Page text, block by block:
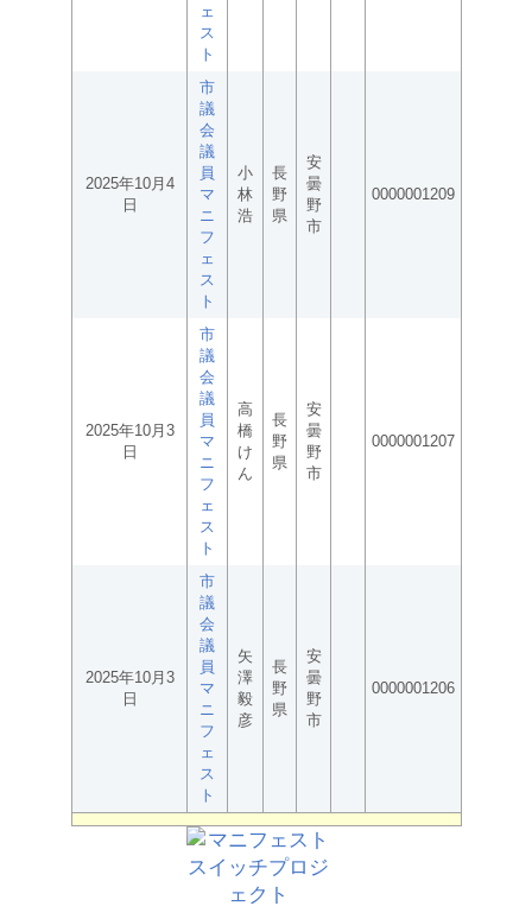
ェ
ス
ト
2025年10月4
日
市
議
会
議
員
マ
ニ
フ
ェ
ス
ト
小
林
浩
長
野
県
安
曇
野
市
0000001209
2025年10月3
日
市
議
会
議
員
マ
ニ
フ
ェ
ス
ト
高
橋
け
ん
長
野
県
安
曇
野
市
0000001207
2025年10月3
日
市
議
会
議
員
マ
ニ
フ
ェ
ス
ト
矢
澤
毅
彦
長
野
県
安
曇
野
市
0000001206